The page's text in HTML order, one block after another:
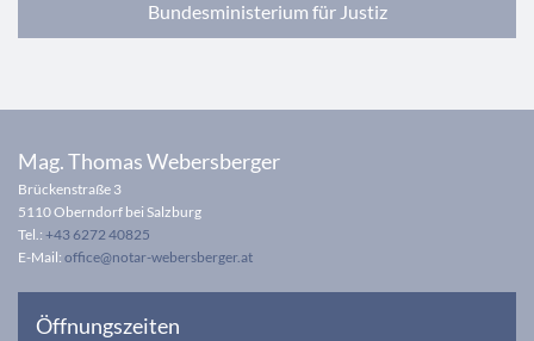
Bundesministerium für Justiz
Mag. Thomas Webersberger
Brückenstraße 3
5110 Oberndorf bei Salzburg
Tel.: +43 6272 40825
E-Mail: office@notar-webersberger.at
Öffnungszeiten